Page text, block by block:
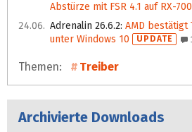
Abstürze mit FSR 4.1 auf RX-
24.06. Adrenalin 26.6.2: AMD
unter Windows 10
UPDATE
Themen: Treiber
Archivierte Downloads